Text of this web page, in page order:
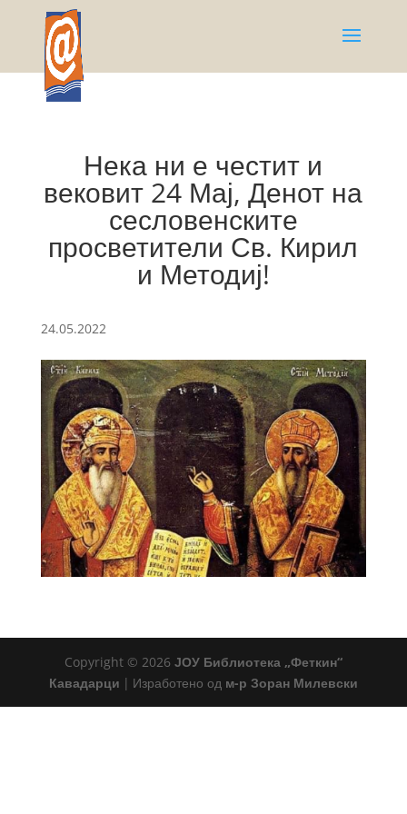
Нека ни е честит и
вековит 24 Мај, Денот на
сесловенските
просветители Св. Кирил
и Методиј!
24.05.2022
Copyright © 2026 ЈОУ Библиотека „Феткин“
Кавадарци | Изработено од м-р Зоран Милевски